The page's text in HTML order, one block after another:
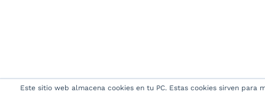
Este sitio web almacena cookies en tu PC. Estas cookies sirven